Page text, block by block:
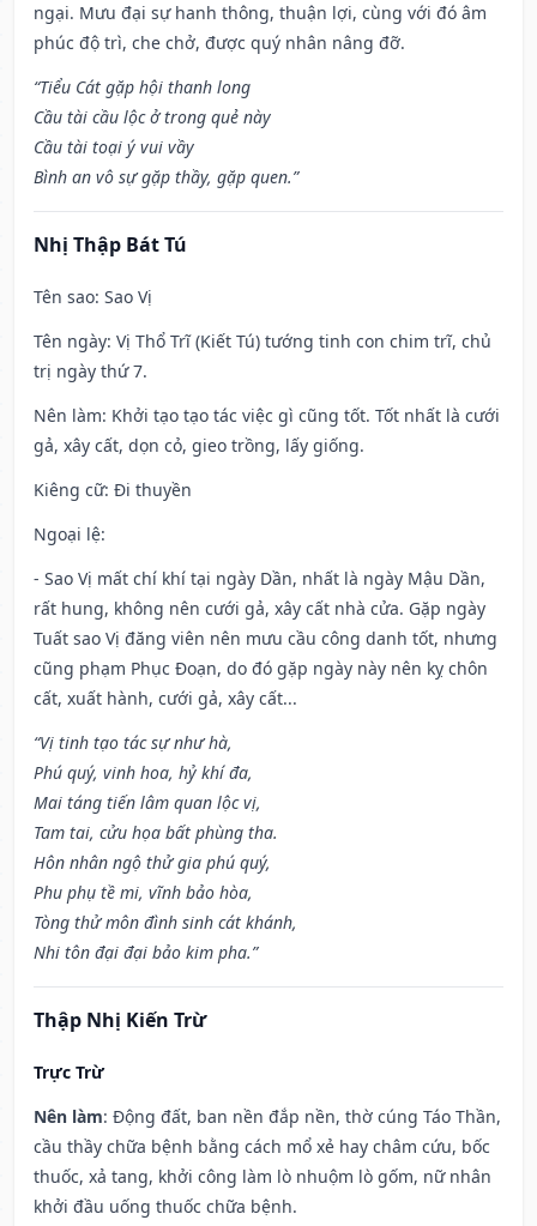
ngại. Mưu đại sự hanh thông, thuận lợi, cùng với đó âm
phúc độ trì, che chở, được quý nhân nâng đỡ.
“Tiểu Cát gặp hội thanh long
Cầu tài cầu lộc ở trong quẻ này
Cầu tài toại ý vui vầy
Bình an vô sự gặp thầy, gặp quen.”
Nhị Thập Bát Tú
Tên sao: Sao Vị
Tên ngày: Vị Thổ Trĩ (Kiết Tú) tướng tinh con chim trĩ, chủ
trị ngày thứ 7.
Nên làm: Khởi tạo tạo tác việc gì cũng tốt. Tốt nhất là cưới
gả, xây cất, dọn cỏ, gieo trồng, lấy giống.
Kiêng cữ: Đi thuyền
Ngoại lệ:
- Sao Vị mất chí khí tại ngày Dần, nhất là ngày Mậu Dần,
rất hung, không nên cưới gả, xây cất nhà cửa. Gặp ngày
Tuất sao Vị đăng viên nên mưu cầu công danh tốt, nhưng
cũng phạm Phục Đoạn, do đó gặp ngày này nên kỵ chôn
cất, xuất hành, cưới gả, xây cất...
“Vị tinh tạo tác sự như hà,
Phú quý, vinh hoa, hỷ khí đa,
Mai táng tiến lâm quan lộc vị,
Tam tai, cửu họa bất phùng tha.
Hôn nhân ngộ thử gia phú quý,
Phu phụ tề mi, vĩnh bảo hòa,
Tòng thử môn đình sinh cát khánh,
Nhi tôn đại đại bảo kim pha.”
Thập Nhị Kiến Trừ
Trực Trừ
Nên làm: Động đất, ban nền đắp nền, thờ cúng Táo Thần,
cầu thầy chữa bệnh bằng cách mổ xẻ hay châm cứu, bốc
thuốc, xả tang, khởi công làm lò nhuộm lò gốm, nữ nhân
khởi đầu uống thuốc chữa bệnh.